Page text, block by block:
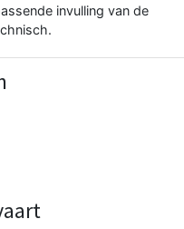
invulling van de